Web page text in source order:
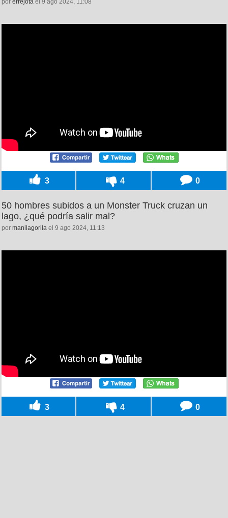
por errejota el 9 ago 2024, 11:08
3 4 0
50 hombres subidos a un Monster Truck cruzan un
lago, ¿qué podría salir mal?
por manilagorila el 9 ago 2024, 11:13
3 4 0